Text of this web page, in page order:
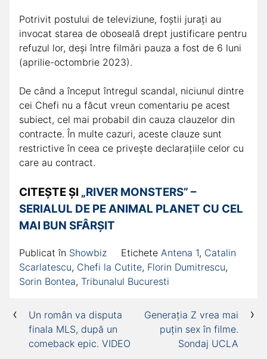
Potrivit postului de televiziune, foștii jurați au
invocat starea de oboseală drept justificare pentru
refuzul lor, deși între filmări pauza a fost de 6 luni
(aprilie-octombrie 2023).
De când a început întregul scandal, niciunul dintre
cei Chefi nu a făcut vreun comentariu pe acest
subiect, cel mai probabil din cauza clauzelor din
contracte. În multe cazuri, aceste clauze sunt
restrictive în ceea ce priveşte declaraţiile celor cu
care au contract.
CITEȘTE ȘI „RIVER MONSTERS” –
SERIALUL DE PE ANIMAL PLANET CU CEL
MAI BUN SFÂRȘIT
Publicat în Showbiz Etichete Antena 1, Catalin
Scarlatescu, Chefi la Cutite, Florin Dumitrescu,
Sorin Bontea, Tribunalul Bucuresti
Navigare
Generația Z vrea mai
puțin sex în filme.
Sondaj UCLA
Un român va disputa
finala MLS, după un
comeback epic. VIDEO